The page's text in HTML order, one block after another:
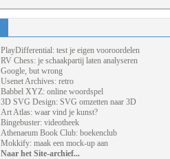
PlayDifferential: test je eigen vooroordelen
RV Chess: je schaakpartij laten analyseren
Google, but wrong
Usenet Archives: retro
Babbel XYZ: online woordspel
3D SVG Design: SVG omzetten naar 3D
Art Atlas: waar vind je kunst?
Bingebuster: videotheek
Athenaeum Book Club: boekenclub
Mokkify: maak een mock-up aan
Naar het Site-archief...